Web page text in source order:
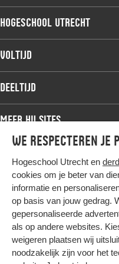
We respecteren je
Hogeschool Utrecht en
cookies om je beter van
informatie en
op basis van jouw gedrag.
gepersonaliseerde
als op andere websites.
weigeren plaatsen wij
noodzakelijk zijn voor het
Hogeschool Utrecht
Voltijdopleidingen
Deeltijdopleidingen
Onderzoek
Werken bij de HU
Contact
Voltijd
Associate degree
Bachelor
Master
Studiekeuze voltijd
Deeltijd
Associate degree
Bachelor
Master
Post-master
Studiekeuze deeltijd
Meer HU sites
HU International
HU Bibliotheek
HU Ontwikkelt
Duurzame HU
Intranet
Trajectum
Hier
Colofon
Privacy